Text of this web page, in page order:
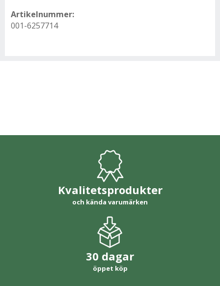
Artikelnummer:
001-6257714
Kvalitetsprodukter
och kända varumärken
30 dagar
öppet köp